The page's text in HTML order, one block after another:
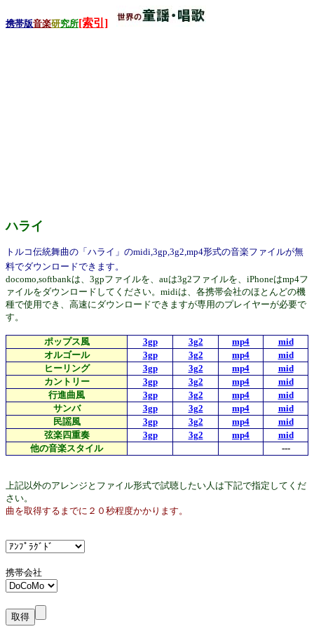
携帯版音楽研究所[索引]
ハライ
トルコ伝統舞曲の「ハライ」のmidi,3gp,3g2,mp4形式の音楽ファイルが無
料でダウンロードできます。
docomo,softbankは、3gpファイルを、auは3g2ファイルを、iPhoneはmp4フ
ァイルをダウンロードしてください。midiは、各携帯会社のほとんどの機
種で使用でき、高速にダウンロードできますが専用のプレイヤーが必要で
す。
ポップス風 3gp 3g2 mp4
mid
オルゴール
3gp 3g2 mp4
mid
ヒーリング
3gp 3g2 mp4
mid
カントリー
3gp 3g2 mp4
mid
行進曲風
3gp 3g2 mp4
mid
サンバ
3gp 3g2 mp4
mid
民謡風
3gp 3g2 mp4
mid
弦楽四重奏
3gp 3g2 mp4
mid
他の音楽スタイル
---
上記以外のアレンジとファイル形式で試聴したい人は下記で指定してくだ
さい。
曲を取得するまでに２０秒程度かかります。
携帯会社